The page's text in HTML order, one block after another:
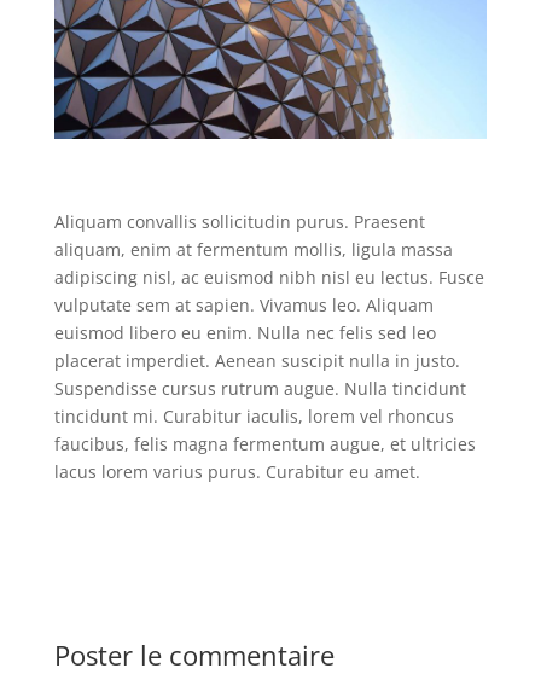
Aliquam convallis sollicitudin purus. Praesent
aliquam, enim at fermentum mollis, ligula massa
adipiscing nisl, ac euismod nibh nisl eu lectus. Fusce
vulputate sem at sapien. Vivamus leo. Aliquam
euismod libero eu enim. Nulla nec felis sed leo
placerat imperdiet. Aenean suscipit nulla in justo.
Suspendisse cursus rutrum augue. Nulla tincidunt
tincidunt mi. Curabitur iaculis, lorem vel rhoncus
faucibus, felis magna fermentum augue, et ultricies
lacus lorem varius purus. Curabitur eu amet.
Poster le commentaire